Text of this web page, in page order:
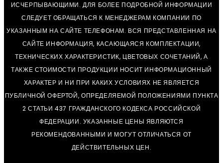
ИСЧЕРПЫВАЮЩИМИ. ДЛЯ БОЛЕЕ ПОДРОБНОЙ ИНФОРМАЦИИ
СЛЕДУЕТ ОБРАЩАТЬСЯ К МЕНЕДЖЕРАМ КОМПАНИИ ПО
УКАЗАННЫМ НА САЙТЕ ТЕЛЕФОНАМ. ВСЯ ПРЕДСТАВЛЕННАЯ НА
САЙТЕ ИНФОРМАЦИЯ, КАСАЮЩАЯСЯ КОМПЛЕКТАЦИИ,
ТЕХНИЧЕСКИХ ХАРАКТЕРИСТИК, ЦВЕТОВЫХ СОЧЕТАНИЙ, А
ТАКЖЕ СТОИМОСТИ ПРОДУКЦИИ НОСИТ ИНФОРМАЦИОННЫЙ
ХАРАКТЕР И НИ ПРИ КАКИХ УСЛОВИЯХ НЕ ЯВЛЯЕТСЯ
ПУБЛИЧНОЙ ОФЕРТОЙ, ОПРЕДЕЛЯЕМОЙ ПОЛОЖЕНИЯМИ ПУНКТА
2 СТАТЬИ 437 ГРАЖДАНСКОГО КОДЕКСА РОССИЙСКОЙ
ФЕДЕРАЦИИ. УКАЗАННЫЕ ЦЕНЫ ЯВЛЯЮТСЯ
РЕКОМЕНДОВАННЫМИ И МОГУТ ОТЛИЧАТЬСЯ ОТ
ДЕЙСТВИТЕЛЬНЫХ ЦЕН.